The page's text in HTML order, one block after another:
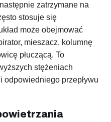
zatrzymane na
stosuje się
może obejmować
mieszacz, kolumnę
płuczącą. To
stężeniach
przepływu